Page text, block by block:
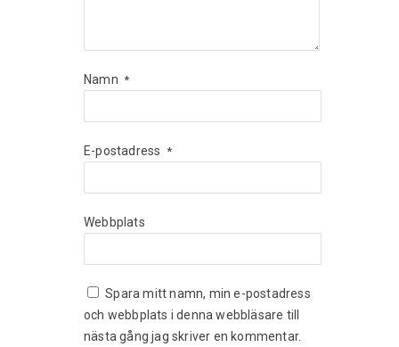
Namn *
E-postadress *
Webbplats
Spara mitt namn, min e-postadress
och webbplats i denna webbläsare till
nästa gång jag skriver en kommentar.